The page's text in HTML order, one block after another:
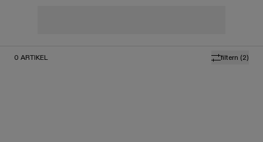
filtern (2)
0 ARTIKEL